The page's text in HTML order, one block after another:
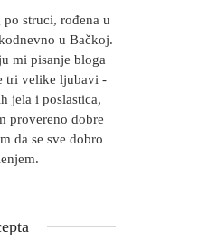
struci, rođena u
u Bačkoj.
mi pisanje bloga
tri velike ljubavi -
jela i poslastica,
provereno dobre
da se sve dobro